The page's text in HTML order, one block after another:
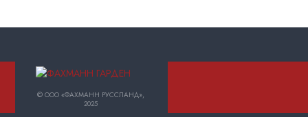
© ООО «ФАХМАНН РУССЛАНД»,
2025